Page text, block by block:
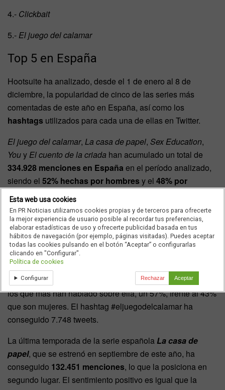
4.- Clickbait
5.-El juego del calamar
Top 5 en España
Hootsuite ha analizado, desde el 1 de enero al 8 de
diciembre, la popularidad de cinco de las series más
comentadas de este año en España, así como los
hashtags utilizados para cada una de ellas en Twitter.
El juego del calamar, La casa de papel, Sex Education,
YouyEl cuento de la criada han acumulado un total de
334.928 menciones en España en el período analizado,
siendo el 52% hechas por hombres y el 48% por
mujeres
El juego del calamar, la serie surcoreana de suspense y
drama estrenada el 17 de septiembre de 2021, es la que
más menciones ha acumulado en España durante el
período analizado, con un total de
es la que ha generado más sentimiento negativo, un 29%,
frente al 13% que es positivo. Además, son los hombres
los que más han hablado sobre ella, un 57%, frente al 43%
que son mujeres. El hashtag #eljuegodelcalamar ha
conseguido 7.748 tweets.
La última temporada de la serie españolaLa casa de
papel, que se estrenó en septiembre de este año, ha
conseguido 132.451 menciones, lo que la posiciona en
segundo lugar. El sentimiento positivo es igual que la
Esta web usa cookies
En PR Noticias utilizamos cookies propias y de terceros para ofrecerte
la mejor experiencia de usuario posible al recordar tus preferencias,
elaborar estadísticas de uso y ofrecerte publicidad basada en tus
hábitos de navegación (por ejemplo, páginas visitadas). Puedes aceptar
todas las cookies pulsando en el botón “Aceptar” o configurarlas
clicando en "Configurar".
Política de cookies
Configurar Rechazar Aceptar